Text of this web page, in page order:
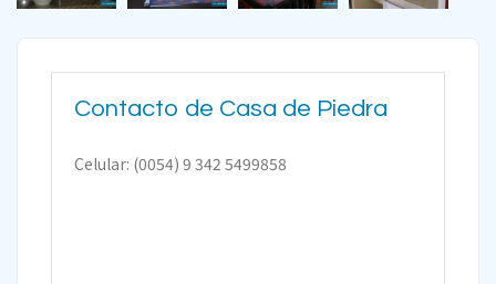
Contacto de Casa de Piedra
Celular: (0054) 9 342 5499858